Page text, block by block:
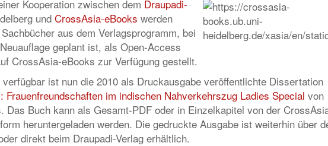
Kooperation zwischen dem Draupadi-
undCrossAsia-eBooks werden
aus dem Verlagsprogramm, bei
geplant ist, als Open-Access
CrossAsia-eBooks zur Verfügung gestellt.
ist nun die 2010 als Druckausgabe veröffentlichte Dissertation
Frauenfreundschaften im indischen Nahverkehrszug Ladies Special von
Das Buch kann als Gesamt-PDF oder in Einzelkapitel von der
heruntergeladen werden. Die gedruckte Ausgabe ist weiterhin über
direkt beim Draupadi-Verlag erhältlich.